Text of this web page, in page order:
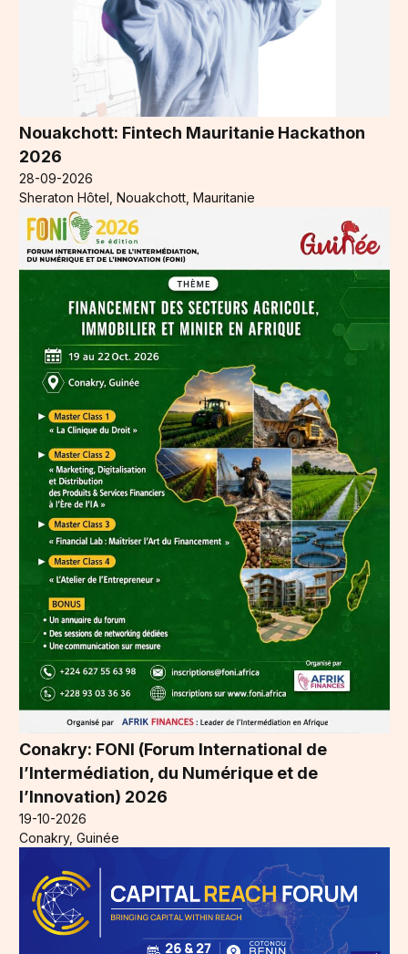
Nouakchott: Fintech Mauritanie Hackathon
2026
28-09-2026
Sheraton Hôtel, Nouakchott, Mauritanie
Conakry: FONI (Forum International de
l’Intermédiation, du Numérique et de
l’Innovation) 2026
19-10-2026
Conakry, Guinée